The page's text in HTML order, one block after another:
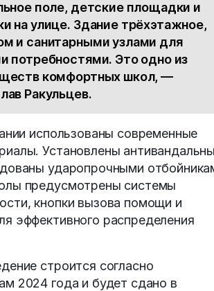
поле, детские площадки и
на улице. Здание трёхэтажное,
и санитарными узлами для
потребностями. Это одно из
комфортных школ, —
Ракульцев.
использованы современные
Установлены
ударопрочными
предусмотрены системы
кнопки вызова помощи и
эффективного распределения
строится согласно
2024 года и будет сдано в